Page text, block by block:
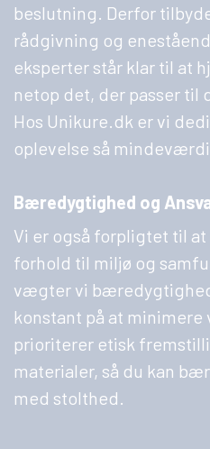
beslutning. Derfor
rådgivning og
eksperter står klar til at
netop det, der passer til
Hos Unikure.dk er vi
oplevelse så
Bæredygtighed og
Vi er også forpligtet til
forhold til miljø og
vægter vi
konstant på at
prioriterer etisk
materialer, så du kan
med stolthed.